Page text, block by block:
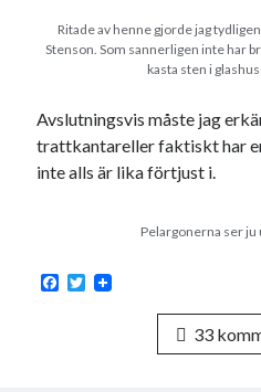
Ritade av henne gjorde jag
Stenson. Som sannerligen inte har
kasta sten i
Avslutningsvis måste jag
trattkantareller faktiskt har
inte alls är lika förtjust i.
Pelargonerna ser
F
T
33